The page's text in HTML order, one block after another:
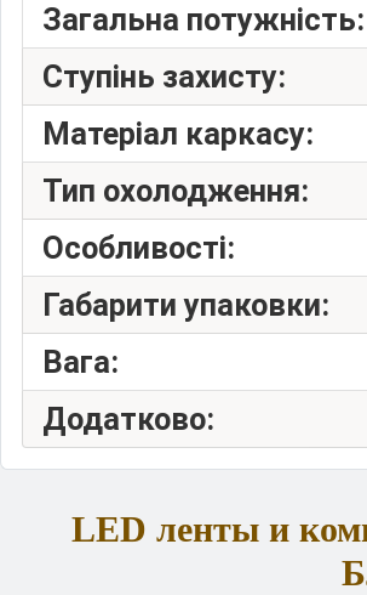
Загальна потужність:
Ступінь захисту:
Матеріал каркасу:
Тип охолодження:
Особливості:
Габарити упаковки:
Вага:
Додатково:
LED ленты и